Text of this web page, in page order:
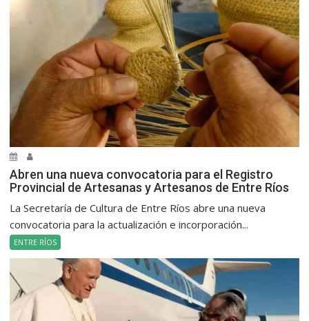
Abren una nueva convocatoria para el Registro
Provincial de Artesanas y Artesanos de Entre Ríos
La Secretaría de Cultura de Entre Ríos abre una nueva
convocatoria para la actualización e incorporación...
ENTRE RÍOS